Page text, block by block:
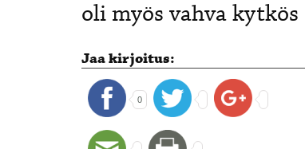
oli myös vahva
Jaa kirjoitus:
0